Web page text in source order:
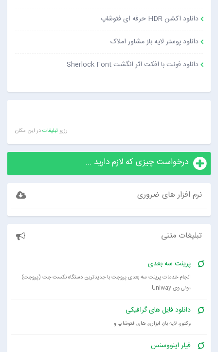
دانلود اکشن HDR حرفه ای فتوشاپ
دانلود پوستر لایه باز مشاور املاک
دانلود فونت با افکت اثر انگشت Sherlock Font
رزروتبلیغاتدر این مکان
درخواست چیزی که لازم دارید ...
نرم افزار های ضروری
تبلیغات متنی
پرینت سه بعدی
انجام خدمات پرینت سه بعدی پروجت با جدیدترین دستگاه نکست جت (پروجت)
یونی وی Uniway
دانلود فایل های گرافیکی
وکتور، لایه باز، ابزاری های فتوشاپ و...
فیلر اینووسنس